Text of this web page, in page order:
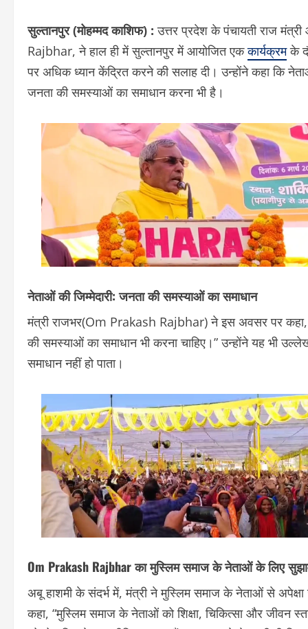
सुल्तानपुर (मोहम्मद काशिफ) :उत्तर प्रदेश के पंचायती राज
Rajbhar, ने हाल ही में सुल्तानपुर में आयोजित एककार्यक्रमके
पर अधिक ध्यान केंद्रित करने की सलाह दी। उन्होंने कहा कि
जनता की समस्याओं का समाधान करना भी है।
नेताओं की जिम्मेदारी: जनता की समस्याओं का समाधान
मंत्री राजभर(Om Prakash Rajbhar) ने इस अवसर पर
की समस्याओं का समाधान भी करना चाहिए।” उन्होंने यह भी
समाधान नहीं हो पाता।
Om Prakash Rajbhar का मुस्लिम समाज के नेताओं के लिए
अबू हाशमी के संदर्भ में, मंत्री ने मुस्लिम समाज के नेताओं से अपेक्षा
कहा, “मुस्लिम समाज के नेताओं को शिक्षा, चिकित्सा और जीवन